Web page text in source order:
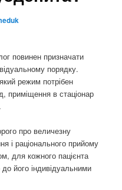
повинен призначати
порядку.
режим потрібен
приміщення в стаціонар
про величезну
і раціонального прийому
для кожного пацієнта
до його індивідуальними